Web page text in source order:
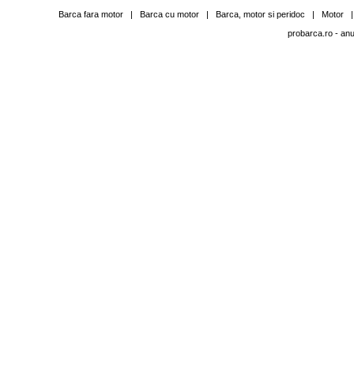
Barca fara motor| Barca cu motor| Barca, motor si peridoc | Motor
probarca.ro-